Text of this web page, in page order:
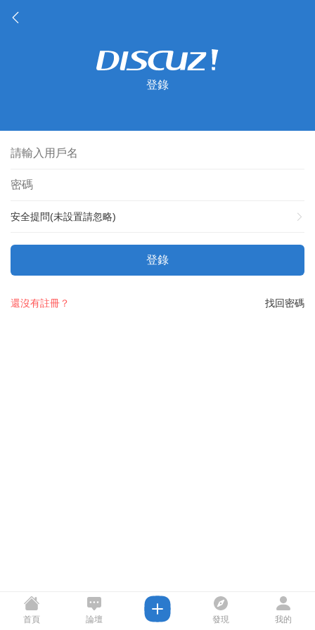
登錄
安全提問(未設置請忽略)
登錄
找回密碼
還沒有註冊？
首頁 論壇 發現 我的